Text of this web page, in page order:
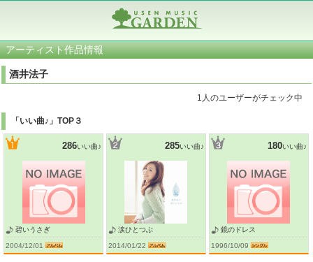
アーティスト作品情報
酒井法子
1人のユーザーがチェック中
「いい曲♪」TOP３
286いい曲♪
碧いうさぎ
2004/12/01
285いい曲♪
涙ひとつぶ
2014/01/22
180いい曲♪
鏡のドレス
1996/10/09